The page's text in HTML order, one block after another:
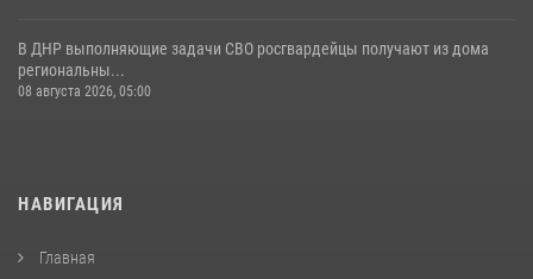
В ДНР выполняющие задачи СВО росгвардейцы получают из дома
региональны...
08 августа 2026, 05:00
НАВИГАЦИЯ
Главная